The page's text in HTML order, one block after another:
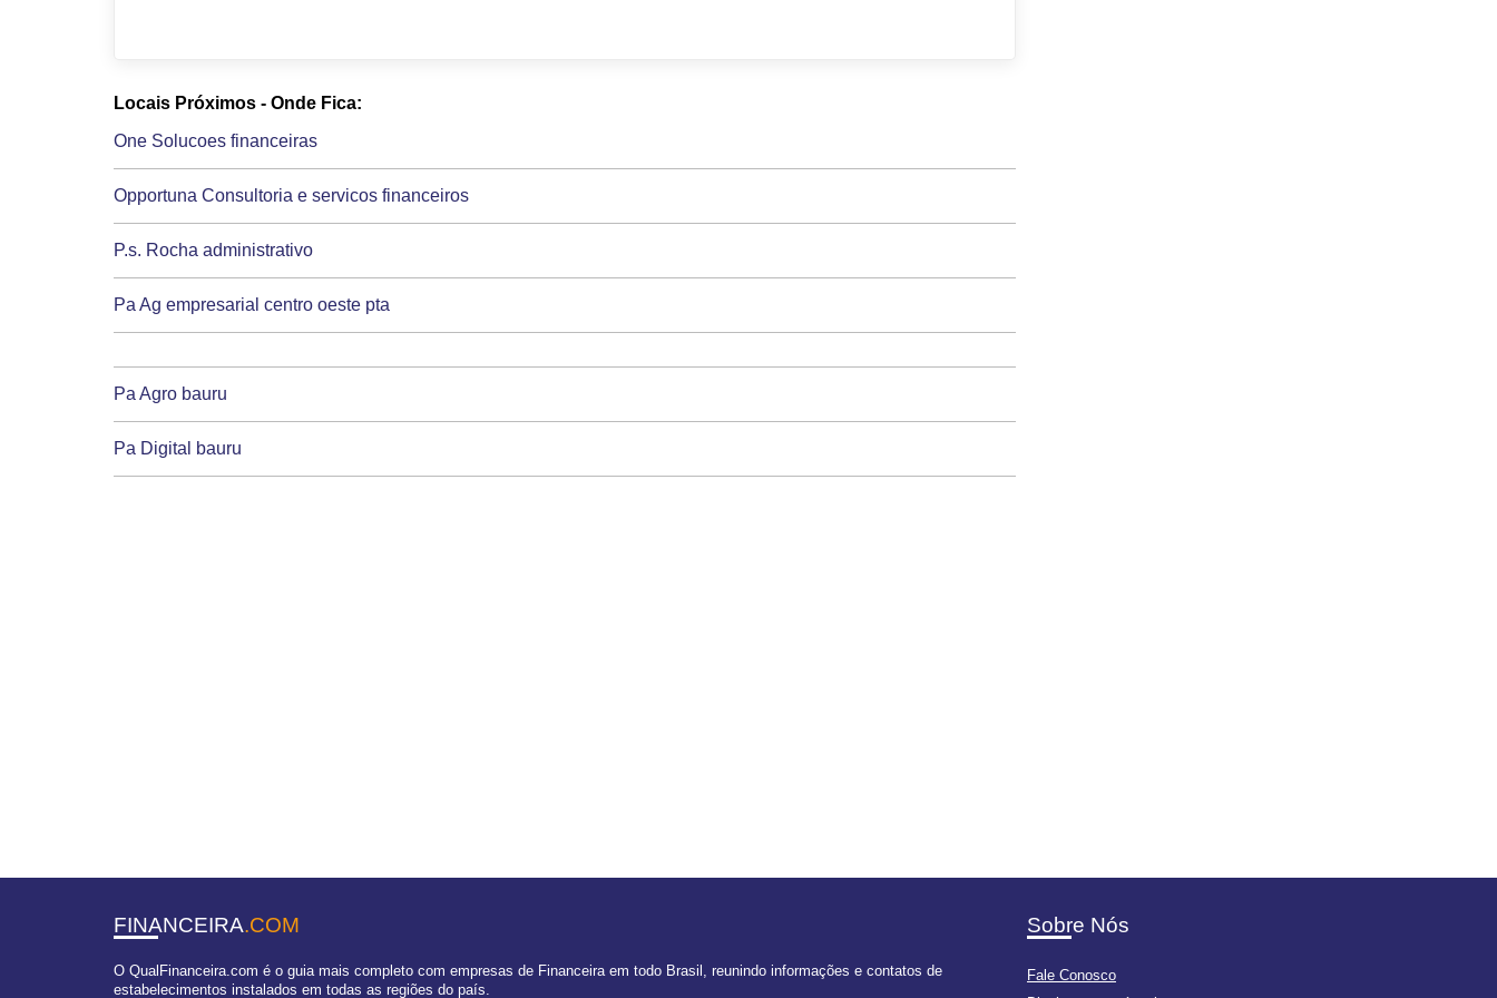
Locais Próximos - Onde Fica:
One Solucoes financeiras
Opportuna Consultoria e servicos financeiros
P.s. Rocha administrativo
Pa Ag empresarial centro oeste pta
Pa Agro bauru
Pa Digital bauru
FINANCEIRA.COM
O QualFinanceira.com é o guia mais completo com empresas de Financeira em todo Brasil, reunindo informações e contatos de
estabelecimentos instalados em todas as regiões do país.
Sobre Nós
Fale Conosco